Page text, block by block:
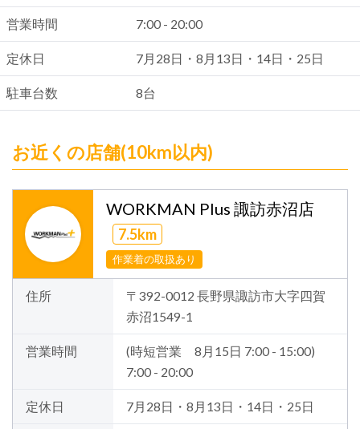
営業時間 7:00 - 20:00
定休日 7月28日・8月13日・14日・25日
駐車台数 8台
お近くの店舗(10km以内)
WORKMAN Plus 諏訪赤沼店
7.5km
作業着の取扱あり
住所
〒392-0012 長野県諏訪市大字四賀
赤沼1549-1
営業時間
(時短営業 8月15日 7:00 - 15:00)
7:00 - 20:00
定休日 7月28日・8月13日・14日・25日